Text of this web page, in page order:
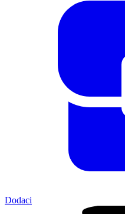
Dodaci